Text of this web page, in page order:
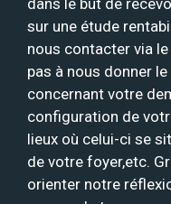
sur une étude
nous contacter via
pas à nous donner
concernant votre
configuration de
lieux où celui-ci se
de votre foyer,etc.
orienter notre